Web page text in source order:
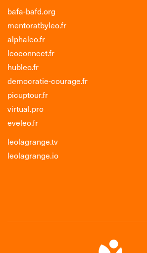
bafa-bafd.org
mentoratbyleo.fr
alphaleo.fr
leoconnect.fr
hubleo.fr
democratie-courage.fr
picuptour.fr
virtual.pro
eveleo.fr
leolagrange.tv
leolagrange.io